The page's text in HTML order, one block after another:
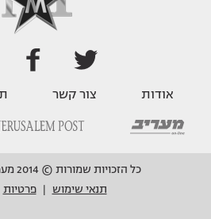
אודות צור קשר
כל הזכויות שמורות © 2014 מעריב און ליין בע"מ.
תנאי שימוש
פרטיות